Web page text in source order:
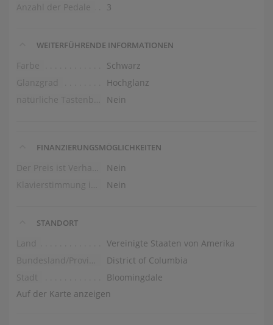
Anzahl der Pedale
3
WEITERFÜHRENDE INFORMATIONEN
Farbe
Schwarz
Glanzgrad
Hochglanz
Nein
FINANZIERUNGSMÖGLICHKEITEN
Nein
Nein
STANDORT
Land
Vereinigte Staaten von Amerika
District of Columbia
Stadt
Bloomingdale
Auf der Karte anzeigen